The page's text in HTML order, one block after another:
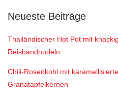
Neueste Beiträge
Thailändischer Hot Pot mit
Reisbandnudeln
Chili-Rosenkohl mit
Granatapfelkernen